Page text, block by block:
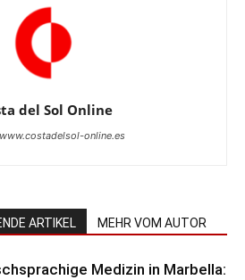
del Sol Online
online.es
ARTIKEL MEHR VOM AUTOR
Medizin in Marbella: